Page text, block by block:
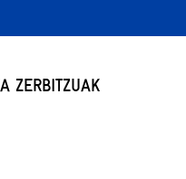
ZERBITZUAK